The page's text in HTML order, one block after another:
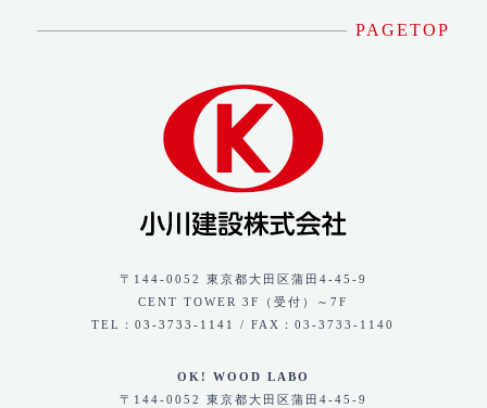
PAGETOP
〒144-0052 東京都大田区蒲田4-45-9
CENT TOWER 3F（受付）～7F
TEL：03-3733-1141 / FAX：03-3733-1140
OK! WOOD LABO
〒144-0052 東京都大田区蒲田4-45-9